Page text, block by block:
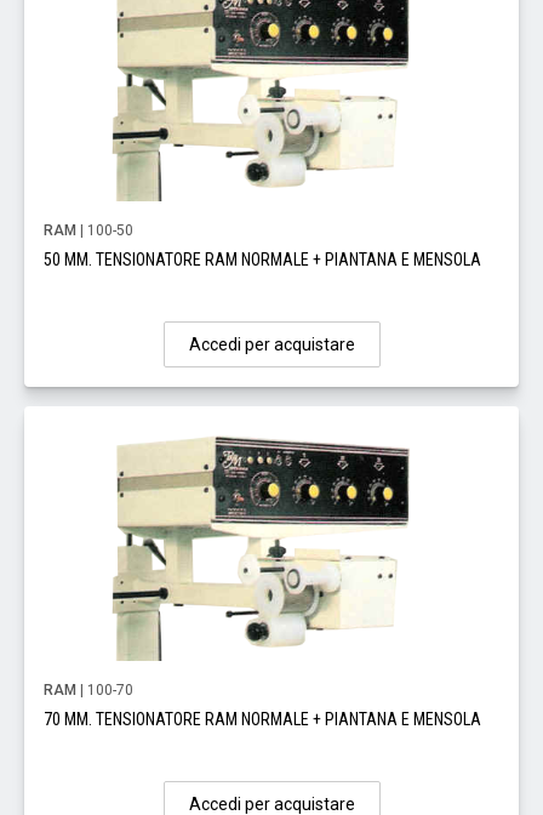
RAM | 100-50
50 MM. TENSIONATORE RAM NORMALE + PIANTANA E MENSOLA
Accedi per acquistare
RAM | 100-70
70 MM. TENSIONATORE RAM NORMALE + PIANTANA E MENSOLA
Accedi per acquistare